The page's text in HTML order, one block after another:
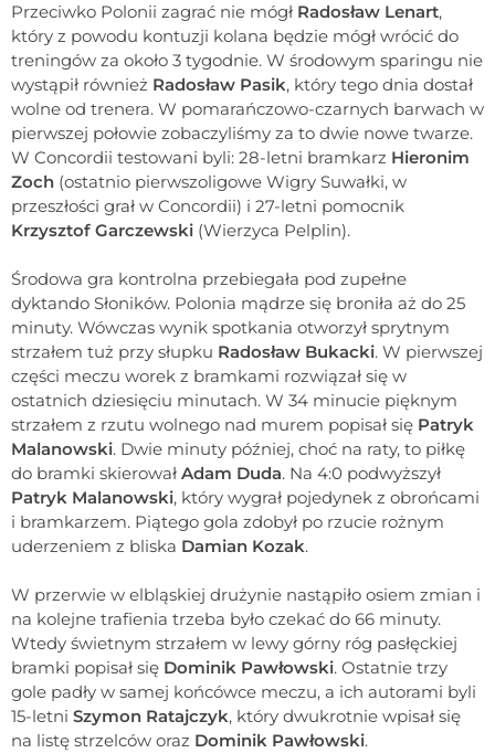
Przeciwko Polonii zagrać nie mógł Radosław Lenart,
który z powodu kontuzji kolana będzie mógł wrócić do
treningów za około 3 tygodnie. W środowym sparingu nie
wystąpił również Radosław Pasik, który tego dnia dostał
wolne od trenera. W pomarańczowo-czarnych barwach w
pierwszej połowie zobaczyliśmy za to dwie nowe twarze.
W Concordii testowani byli: 28-letni bramkarz Hieronim
Zoch (ostatnio pierwszoligowe Wigry Suwałki, w
przeszłości grał w Concordii) i 27-letni pomocnik
Krzysztof Garczewski (Wierzyca Pelplin).
Środowa gra kontrolna przebiegała pod zupełne
dyktando Słoników. Polonia mądrze się broniła aż do 25
minuty. Wówczas wynik spotkania otworzył sprytnym
strzałem tuż przy słupku Radosław Bukacki. W pierwszej
części meczu worek z bramkami rozwiązał się w
ostatnich dziesięciu minutach. W 34 minucie pięknym
strzałem z rzutu wolnego nad murem popisał się Patryk
Malanowski. Dwie minuty później, choć na raty, to piłkę
do bramki skierował Adam Duda. Na 4:0 podwyższył
Patryk Malanowski, który wygrał pojedynek z obrońcami
i bramkarzem. Piątego gola zdobył po rzucie rożnym
uderzeniem z bliska Damian Kozak.
W przerwie w elbląskiej drużynie nastąpiło osiem zmian i
na kolejne trafienia trzeba było czekać do 66 minuty.
Wtedy świetnym strzałem w lewy górny róg pasłęckiej
bramki popisał się Dominik Pawłowski. Ostatnie trzy
gole padły w samej końcówce meczu, a ich autorami byli
15-letni Szymon Ratajczyk, który dwukrotnie wpisał się
na listę strzelców oraz Dominik Pawłowski.